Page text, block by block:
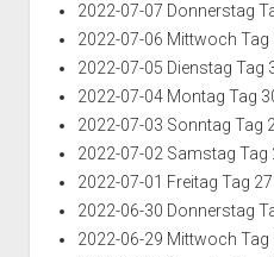
2022-07-07 Donnerstag
2022-07-06 Mittwoch Tag
2022-07-05 Dienstag Tag
2022-07-04 Montag Tag
2022-07-03 Sonntag Tag
2022-07-02 Samstag Tag
2022-07-01 Freitag Tag
2022-06-30 Donnerstag
2022-06-29 Mittwoch Tag